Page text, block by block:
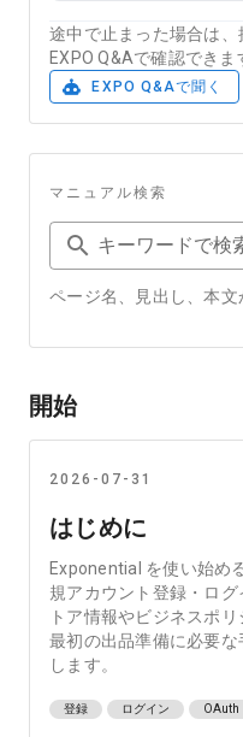
途中で止まった場合は
EXPO Q&Aで確認できま
EXPO Q&Aで聞く
マニュアル検索
キーワードで検
ページ名、見出し、本文
開始
2026-07-31
はじめに
Exponential を使い始め
規アカウント登録・ロ
トア情報やビジネスポ
最初の出品準備に必要
します。
登録 ログイン OAuth